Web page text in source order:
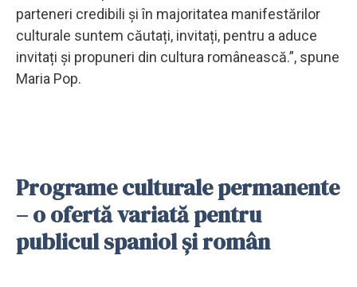
parteneri credibili și în majoritatea manifestărilor
culturale suntem căutați, invitați, pentru a aduce
invitați și propuneri din cultura românească.”, spune
Maria Pop.
Programe culturale permanente
– o ofertă variată pentru
publicul spaniol și român